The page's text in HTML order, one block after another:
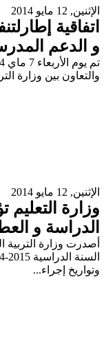
الإثنين, 12 مايو 2014
اتفاقية
و الدعم
والتعاون بين وزارة
الإثنين, 12 مايو 2014
وزارة التعليم
الدراسة و
موسم 2014/2015
أصدرت وزارة التربية
وتواريخ إجراء...